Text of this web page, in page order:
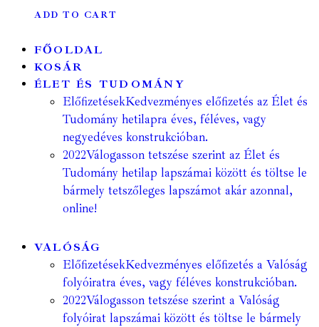
ADD TO CART
FŐOLDAL
KOSÁR
ÉLET ÉS TUDOMÁNY
ElőfizetésekKedvezményes előfizetés az Élet és
Tudomány hetilapra éves, féléves, vagy
negyedéves konstrukcióban.
2022Válogasson tetszése szerint az Élet és
Tudomány hetilap lapszámai között és töltse le
bármely tetszőleges lapszámot akár azonnal,
online!
VALÓSÁG
ElőfizetésekKedvezményes előfizetés a Valóság
folyóiratra éves, vagy féléves konstrukcióban.
2022Válogasson tetszése szerint a Valóság
folyóirat lapszámai között és töltse le bármely